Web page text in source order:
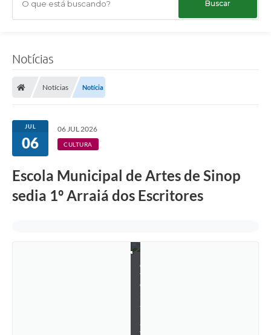
O que está buscando?
Notícias
Notícias Notícia
JUL
06
06 JUL 2026
CULTURA
Escola Municipal de Artes de Sinop
sedia 1º Arraiá dos Escritores
o
t
o
a
y